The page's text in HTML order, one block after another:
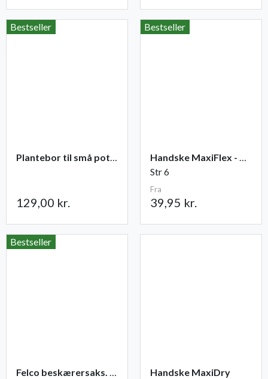
Bestseller
Plantebor til små potter
129,00 kr.
Bestseller
Handske MaxiFlex - Ultimate
Str 6
Fra
39,95 kr.
Bestseller
Felco beskærersaks. nr. 2
Handske MaxiDry